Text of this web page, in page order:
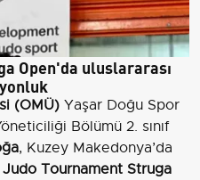
Open'da uluslararası
(OMÜ) Yaşar Doğu Spor
Bölümü 2. sınıf
, Kuzey Makedonya’da
Tournament Struga